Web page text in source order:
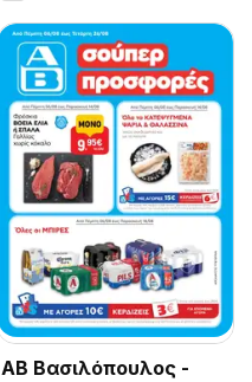
ΑΒ Βασιλόπουλος -